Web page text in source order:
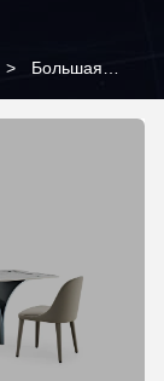
> Большая